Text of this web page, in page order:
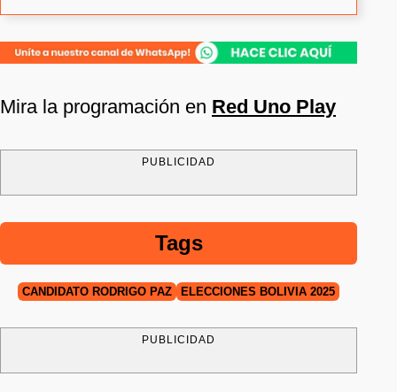
Mira la programación en Red Uno Play
PUBLICIDAD
Tags
CANDIDATO RODRIGO PAZ ELECCIONES BOLIVIA 2025
PUBLICIDAD